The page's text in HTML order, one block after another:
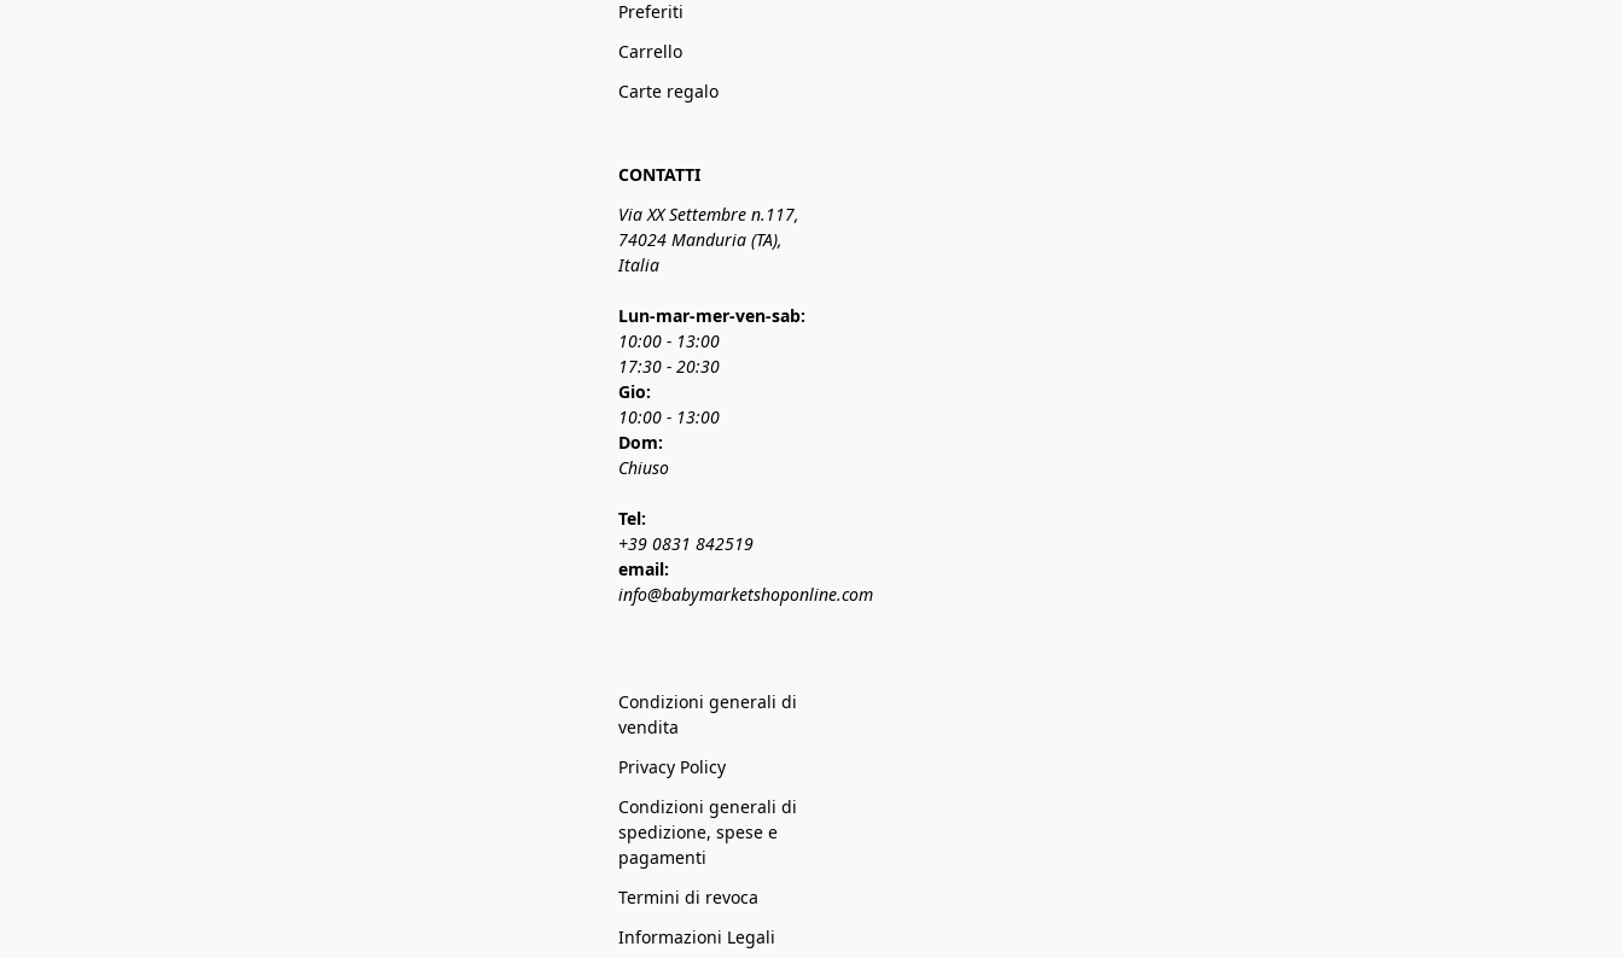
Preferiti
Carrello
Carte regalo
CONTATTI
Via XX Settembre n.117,
74024 Manduria (TA),
Italia
Lun-mar-mer-ven-sab:
10:00 - 13:00
17:30 - 20:30
Gio:
10:00 - 13:00
Dom:
Chiuso
Tel:
+39 0831 842519
email:
info@babymarketshoponline.com
Condizioni generali di
vendita
Privacy Policy
Condizioni generali di
spedizione, spese e
pagamenti
Termini di revoca
Informazioni Legali